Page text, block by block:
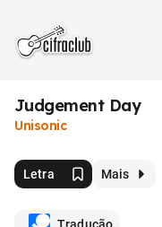
Judgement Day
Unisonic
Letra Mais